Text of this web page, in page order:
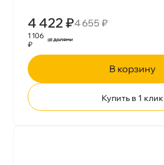
4 422 ₽4 655 ₽
1 106
₽
корзину
Купить в 1 клик